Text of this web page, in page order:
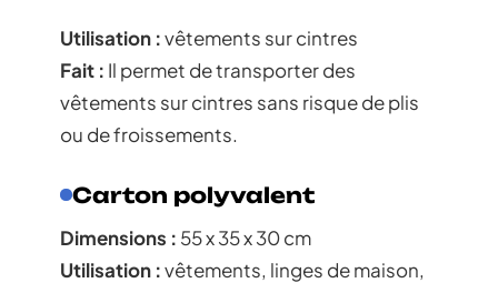
Utilisation :vêtements sur cintres
Fait : Il permet de transporter des
vêtements sur cintres sans risque de plis
ou de froissements.
Carton polyvalent
Dimensions : 55 x 35 x 30 cm
Utilisation :vêtements, linges de maison,